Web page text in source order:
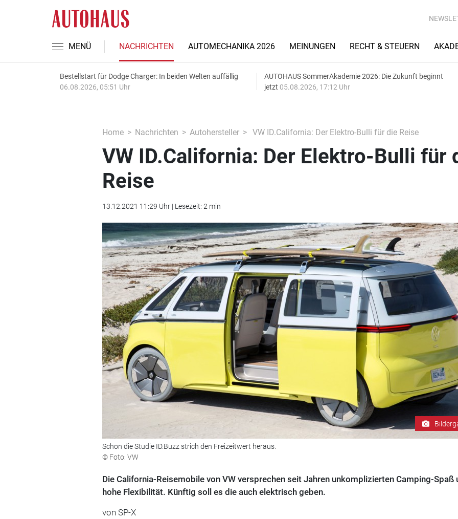
MENÜ NACHRICHTEN AUTOMECHANIKA 2026 MEINUNGEN RECHT & STEUERN
Bestellstart für Dodge Charger: In beiden Welten auffällig
06.08.2026, 05:51 Uhr
AUTOHAUS SommerAkademie 2026: Die Zukunft beginnt
jetzt 05.08.2026, 17:12 Uhr
Home Nachrichten Autohersteller VW ID.California: Der Elektro-Bulli für die Reise
VW ID.California: Der Elektro-Bulli für
Reise
13.12.2021 11:29 Uhr | Lesezeit: 2 min
Schon die Studie ID.Buzz strich den Freizeitwert heraus.
© Foto: VW
Die California-Reisemobile von VW versprechen seit Jahren unkomplizierten Camping-Spaß
hohe Flexibilität. Künftig soll es die auch elektrisch geben.
von SP-X